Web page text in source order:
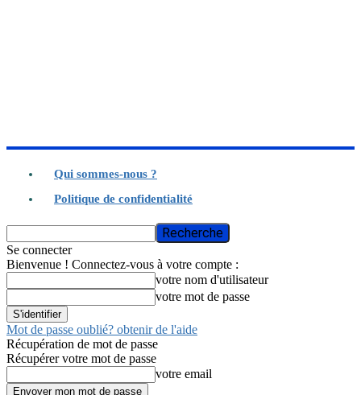
Qui sommes-nous ?
Politique de confidentialité
Se connecter
Bienvenue ! Connectez-vous à votre compte :
votre nom d'utilisateur
votre mot de passe
Mot de passe oublié? obtenir de l'aide
Récupération de mot de passe
Récupérer votre mot de passe
votre email